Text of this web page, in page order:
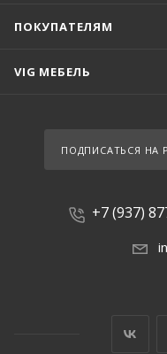
ПОКУПАТЕЛЯМ
VIG МЕБЕЛЬ
ПОДПИСАТЬСЯ НА
+7 (937)